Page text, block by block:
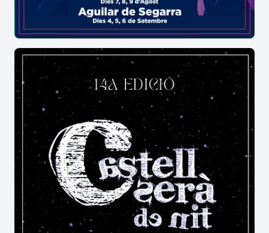
representatius de la cultura tradicional catalana.
L'habilitat dels gossos, la destresa dels pastors i
l'ambient de muntanya fan delConcurs de
Gossos d’Atura de Castellar de n’Huguna cita
imprescindible per als amants de la natura, les
tradicions i el món rural.
Què es pot veure al Concurs de Gossos
d’Atura?
El Concurs de Gossos d’Aturainclou proves de
conducció de ramats, demostracions de
l'habilitat dels gossos i dels pastors, així com
activitats vinculades al món rural.